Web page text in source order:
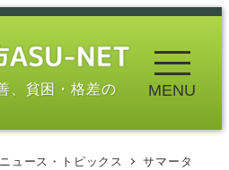
、貧困・格差の MENU
ニュース・トピックス
サマータ